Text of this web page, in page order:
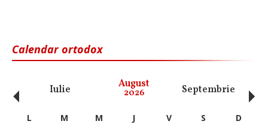
Calendar ortodox
Iulie August
2026 Septembrie
‹ L M M J V S
D